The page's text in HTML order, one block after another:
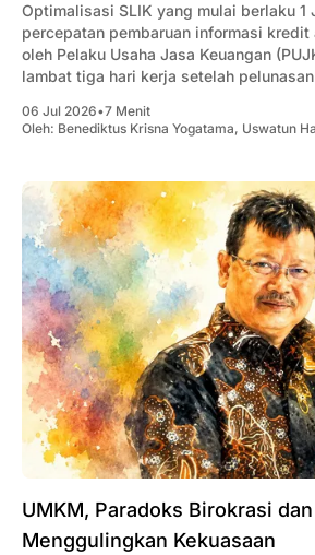
Optimalisasi SLIK yang mulai berlaku 1
percepatan pembaruan informasi kredit
oleh Pelaku Usaha Jasa Keuangan
lambat tiga hari kerja setelah
hingga satu bulan atau lebih.
06 Jul 2026•7 Menit
Oleh: Benediktus Krisna Yogatama, Uswatun
UMKM, Paradoks Birokrasi
Menggulingkan Kekuasaan